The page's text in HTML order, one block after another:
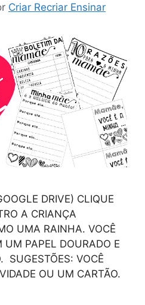
Criar Recriar Ensinar
DRIVE) CLIQUE
A CRIANÇA
UMA RAINHA. VOCÊ
UM PAPEL DOURADO E
SUGESTÕES: VOCÊ
OU UM CARTÃO.